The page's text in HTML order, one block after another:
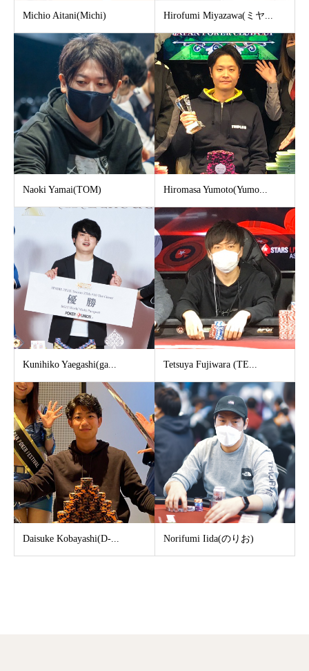
Michio Aitani(Michi) Hirofumi Miyazawa(ミヤ...
Naoki Yamai(TOM) Hiromasa Yumoto(Yumo...
Kunihiko Yaegashi(ga... Tetsuya Fujiwara (TE...
Daisuke Kobayashi(D-... Norifumi Iida(のりお)